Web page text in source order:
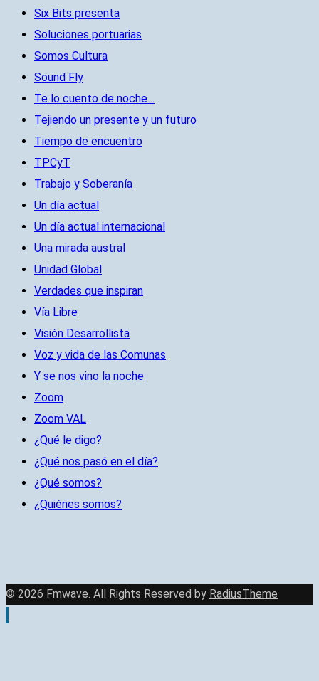
Six Bits presenta
Soluciones portuarias
Somos Cultura
Sound Fly
Te lo cuento de noche…
Tejiendo un presente y un futuro
Tiempo de encuentro
TPCyT
Trabajo y Soberanía
Un día actual
Un día actual internacional
Una mirada austral
Unidad Global
Verdades que inspiran
Vía Libre
Visión Desarrollista
Voz y vida de las Comunas
Y se nos vino la noche
Zoom
Zoom VAL
¿Qué le digo?
¿Qué nos pasó en el día?
¿Qué somos?
¿Quiénes somos?
© 2026 Fmwave. All Rights Reserved by RadiusTheme